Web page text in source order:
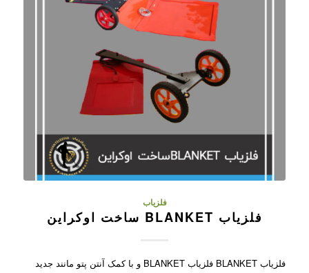
فلزیاب
فلزیاب BLANKET ساخت اوکراین
فلزیاب BLANKET فلزیاب BLANKET و با کمک آنتن پتو مانند جديد